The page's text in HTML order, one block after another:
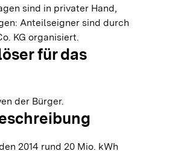
sind in privater Hand,
Anteilseigner sind durch
KG organisiert.
für das
der Bürger.
2014 rund 20 Mio. kWh